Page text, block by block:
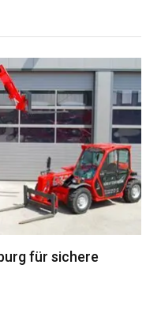
für sichere